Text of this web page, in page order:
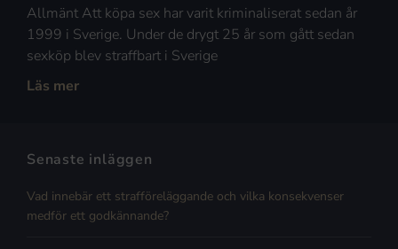
Allmänt Att köpa sex har varit kriminaliserat sedan år
1999 i Sverige. Under de drygt 25 år som gått sedan
sexköp blev straffbart i Sverige
Läs mer
Senaste inläggen
Vad innebär ett strafföreläggande och vilka konsekvenser
medför ett godkännande?